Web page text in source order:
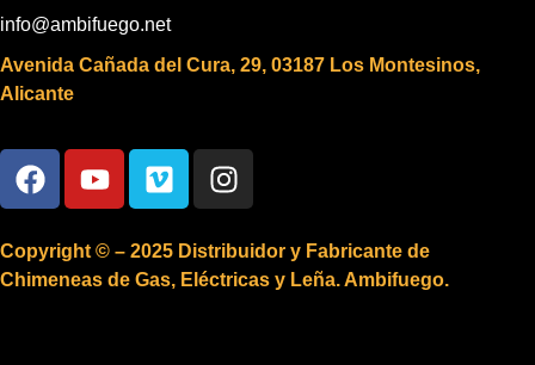
info@ambifuego.net
Avenida Cañada del Cura, 29, 03187 Los Montesinos,
Alicante
Copyright © – 2025 Distribuidor y Fabricante de
Chimeneas de Gas, Eléctricas y Leña. Ambifuego.